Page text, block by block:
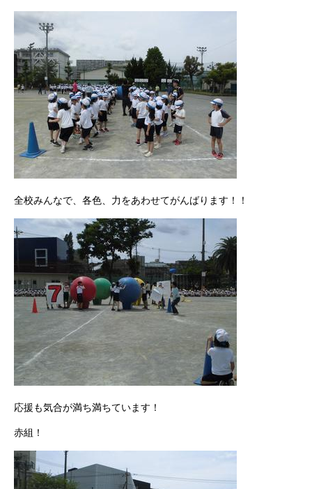
全校みんなで、各色、力をあわせてがんばります！！
応援も気合が満ち満ちています！
赤組！